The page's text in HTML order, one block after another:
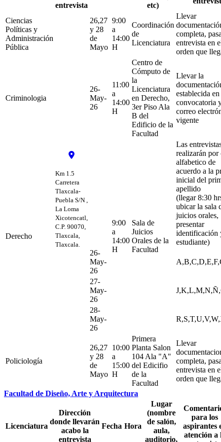
entrevista
etc)
Ciencias
Políticas y
Administración
Pública
Km 1.5
Carretera
Tlaxcala-
Puebla S/N ,
La Loma
Xicotencatl,
C.P. 90070,
Tlaxcala,
Tlaxcala.
26,27
y 28
de
Mayo
9:00
a
14:00
H
Coordinación
de
Licenciatura
Llevar
completa,
entrevista en
orden que
Criminologia
26-
May-
26
11:00
a
14:00
H
Centro de
Cómputo de
la
Licenciatura
en Derecho,
3er Piso Ala
B del
Edificio de la
Facultad
Llevar la
establecida
convocatoria
correo
vigente
Derecho
9:00
a
14:00
H
Sala de
Juicios
Orales de la
Facultad
Las
realizarán por
alfabetico de
acuerdo a la
inicial del
apellido
(llegar 8:30
ubicar la sala
juicios orales,
presentar
identificación
estudiante)
26-
May-
26
27-
May-
26
28-
May-
26
Policiología
26,27
y 28
de
Mayo
10:00
a
15:00
H
Primera
Planta Salon
104 Ala "A"
del Edicifio
de la
Facultad
Llevar
completa,
entrevista en
orden que
Facultad de Diseño, Arte y Arquitectura
Licenciatura
Dirección
donde llevarán
acabo la
entrevista
Fecha Hora
Lugar
(nombre
de salón,
aula,
auditorio,
para los
aspirantes
atención a